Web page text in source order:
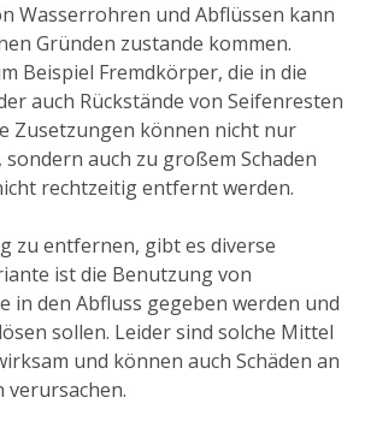
Wasserrohren und Abflüssen kann
Gründen zustande kommen.
Beispiel Fremdkörper, die in die
auch Rückstände von Seifenresten
Zusetzungen können nicht nur
auch zu großem Schaden
rechtzeitig entfernt werden.
zu entfernen, gibt es diverse
ist die Benutzung von
in den Abfluss gegeben werden und
sollen. Leider sind solche Mittel
und können auch Schäden an
verursachen.